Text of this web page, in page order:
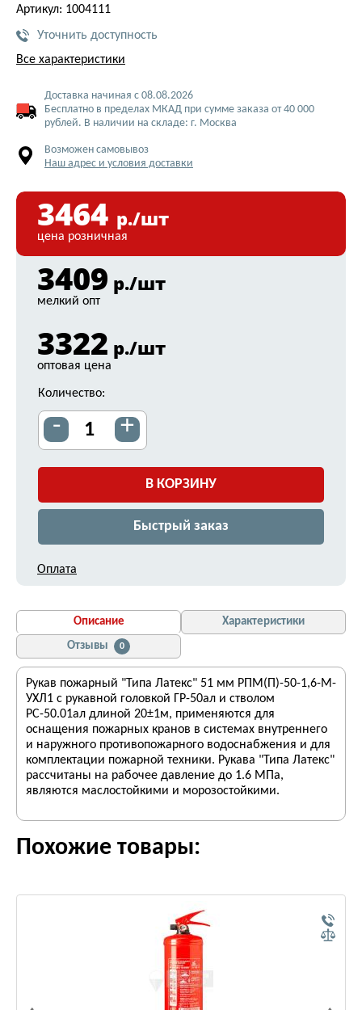
Артикул: 1004111
Уточнить доступность
Все характеристики
Доставка начиная с 08.08.2026
Бесплатно в пределах МКАД при сумме заказа от 40 000
рублей. В наличии на складе: г. Москва
Возможен самовывоз
Наш адрес и условия доставки
3464 р./шт
цена розничная
3409 р./шт
мелкий опт
3322 р./шт
оптовая цена
Количество:
- +
В КОРЗИНУ
Быстрый заказ
Оплата
Описание
Характеристики
Отзывы
0
Рукав пожарный "Типа Латекс" 51 мм РПМ(П)-50-1,6-М-
УХЛ1 с рукавной головкой ГР-50ал и стволом
РС-50.01ал длиной 20±1м, применяются для
оснащения пожарных кранов в системах внутреннего
и наружного противопожарного водоснабжения и для
комплектации пожарной техники. Рукава "Типа Латекс"
рассчитаны на рабочее давление до 1.6 МПа,
являются маслостойкими и морозостойкими.
Похожие товары: